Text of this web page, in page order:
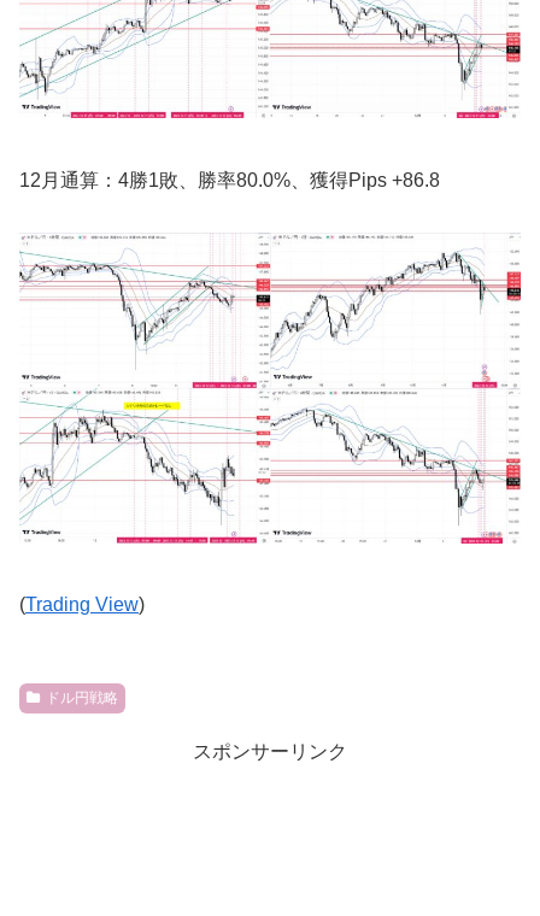
12月通算：4勝1敗、勝率80.0%、獲得Pips +86.8
(Trading View)
ドル円戦略
スポンサーリンク